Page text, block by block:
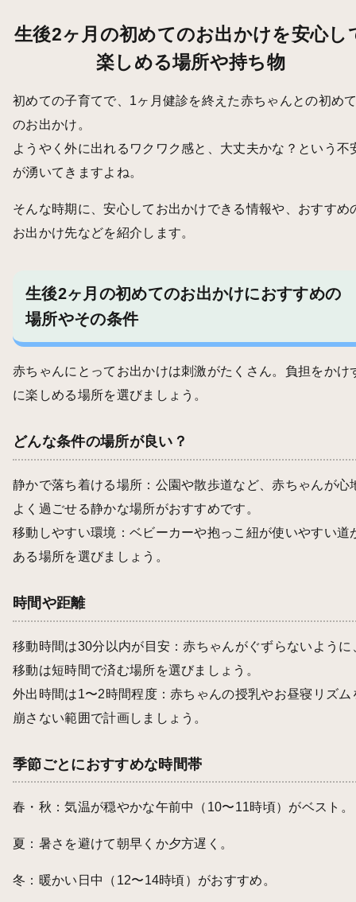
生後2ヶ月の初めてのお出かけを安心し
楽しめる場所や持ち物
初めての子育てで、1ヶ月健診を終えた赤ちゃんとの初め
のお出かけ。
ようやく外に出れるワクワク感と、大丈夫かな？という不
が湧いてきますよね。
そんな時期に、安心してお出かけできる情報や、おすすめ
お出かけ先などを紹介します。
生後2ヶ月の初めてのお出かけにおすすめの
場所やその条件
赤ちゃんにとってお出かけは刺激がたくさん。負担をかけ
に楽しめる場所を選びましょう。
どんな条件の場所が良い？
静かで落ち着ける場所：公園や散歩道など、赤ちゃんが心
よく過ごせる静かな場所がおすすめです。
移動しやすい環境：ベビーカーや抱っこ紐が使いやすい道
ある場所を選びましょう。
時間や距離
移動時間は30分以内が目安：赤ちゃんがぐずらないように
移動は短時間で済む場所を選びましょう。
外出時間は1〜2時間程度：赤ちゃんの授乳やお昼寝リズム
崩さない範囲で計画しましょう。
季節ごとにおすすめな時間帯
春・秋：気温が穏やかな午前中（10〜11時頃）がベスト。
夏：暑さを避けて朝早くか夕方遅く。
冬：暖かい日中（12〜14時頃）がおすすめ。